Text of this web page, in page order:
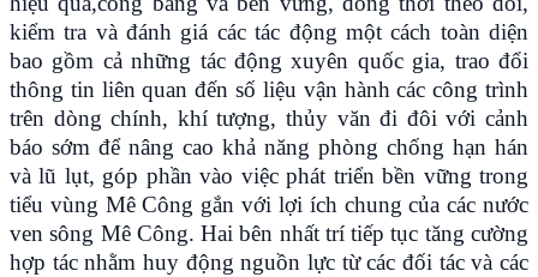
kiểm tra và đánh giá các tác động một cách toàn diện
bao gồm cả những tác động xuyên quốc gia, trao đổi
thông tin liên quan đến số liệu vận hành các công trình
trên dòng chính, khí tượng, thủy văn đi đôi với cảnh
báo sớm để nâng cao khả năng phòng chống hạn hán
và lũ lụt, góp phần vào việc phát triển bền vững trong
tiểu vùng Mê Công gắn với lợi ích chung của các nước
ven sông Mê Công. Hai bên nhất trí tiếp tục tăng cường
hợp tác nhằm huy động nguồn lực từ các đối tác và các